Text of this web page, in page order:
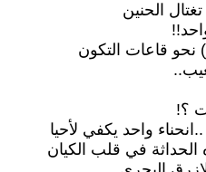
الحنين
نحو قاعات التكون
؟!
واحد يكفي لأحيا
في قلب الكيان